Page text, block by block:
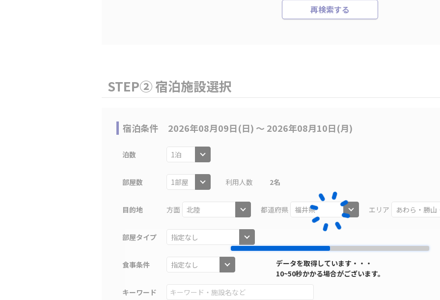
データを取得しています・・・
10~50秒かかる場合がございます。
再検索する
STEP② 宿泊施設選択
宿泊条件 2026年08月09日(日) 〜 2026年08月10日(月)
泊数
部屋数 利用人数 2名
目的地 方面 都道府県 エリア
部屋タイプ
食事条件
キーワード